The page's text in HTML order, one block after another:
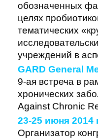
обозначенных
целях
тематических
учреждений в
GARD General
9-ая встреча в
хронических
Against Chronic
23-25 июня
Организатор